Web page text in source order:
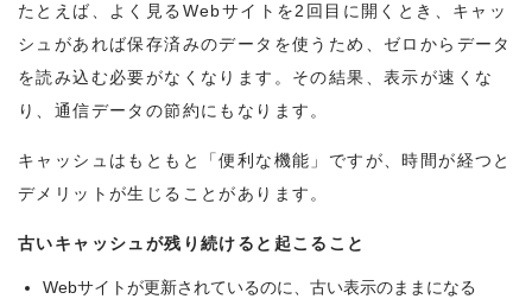
たとえば、よく見るWebサイトを2回目に開くとき、キャッ
シュがあれば保存済みのデータを使うため、ゼロからデータ
を読み込む必要がなくなります。その結果、表示が速くな
り、通信データの節約にもなります。
キャッシュはもともと「便利な機能」ですが、時間が経つと
デメリットが生じることがあります。
古いキャッシュが残り続けると起こること
Webサイトが更新されているのに、古い表示のままになる